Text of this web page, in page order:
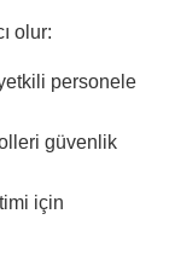
olur:
personele
güvenlik
için